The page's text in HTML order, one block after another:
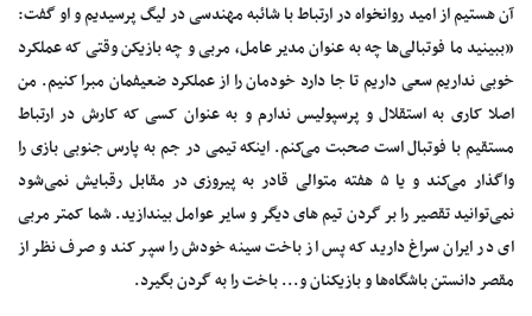
آن هستیم از امید روانخواه در ارتباط با شائبه مهندسی در لیگ پرسیدیم و او گفت:
«ببینید ما فوتبالی‌ها چه به عنوان مدیر عامل، مربی و چه بازیکن وقتی‌ که عملکرد
خوبی نداریم سعی داریم تا جا دارد خودمان را از عملکرد ضعیفمان مبرا کنیم. من
اصلا کاری به استقلال و پرسپولیس ندارم و به عنوان کسی که کارش در ارتباط
مستقیم با فوتبال است صحبت می‌کنم. اینکه تیمی در جم به پارس جنوبی بازی را
واگذار می‌کند و یا ۵ هفته متوالی قادر به پیروزی در مقابل رقبایش نمی‌شود
نمی‌توانید تقصیر را بر گردن تیم های دیگر و سایر عوامل بیندازید. شما کمتر مربی
ای در ایران سراغ دارید که پس از باخت سینه خودش را سپر کند و صرف نظر از
مقصر دانستن باشگاه‌ها و بازیکنان و... باخت را به گردن بگیرد.